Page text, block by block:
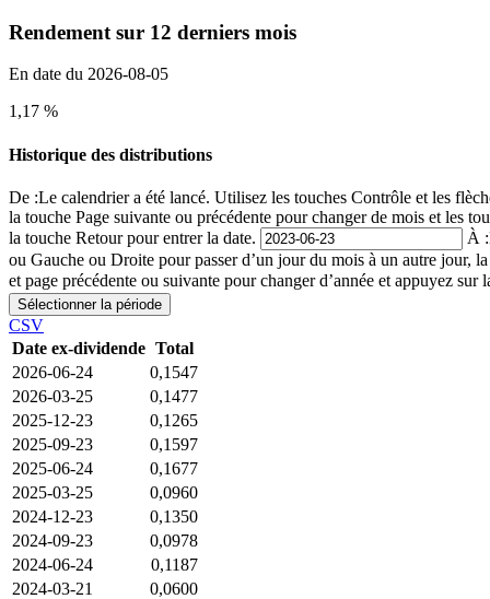
Rendement sur 12 derniers mois
En date du 2026-08-05
1,17 %
Historique des distributions
De :Le calendrier a été lancé. Utilisez les touches Contrôle et les
la touche Page suivante ou précédente pour changer de mois et les
la touche Retour pour entrer la date.
À :
ou Gauche ou Droite pour passer d’un jour du mois à un autre jour,
et page précédente ou suivante pour changer d’année et appuyez
Sélectionner la période
CSV
Date ex-dividende Total
2026-06-24
0,1547
2026-03-25
0,1477
2025-12-23
0,1265
2025-09-23
0,1597
2025-06-24
0,1677
2025-03-25
0,0960
2024-12-23
0,1350
2024-09-23
0,0978
2024-06-24
0,1187
2024-03-21
0,0600